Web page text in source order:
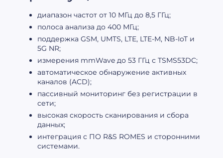
диапазон частот от 10 МГц до 8,5 ГГц;
полоса анализа до 400 МГц;
поддержка GSM, UMTS, LTE, LTE-M, NB-IoT и
5G NR;
измерения mmWave до 53 ГГц с TSMS53DC;
автоматическое обнаружение активных
каналов (ACD);
пассивный мониторинг без регистрации в
сети;
высокая скорость сканирования и сбора
данных;
интеграция с ПО R&S ROMES и сторонними
системами.